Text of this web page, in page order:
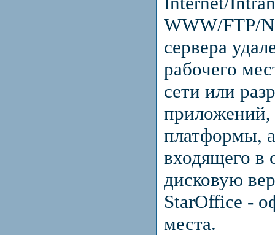
WWW/FTP/
сервера
рабочего
сети или
платформы,
входящего
дисковую
StarOffice -
места.